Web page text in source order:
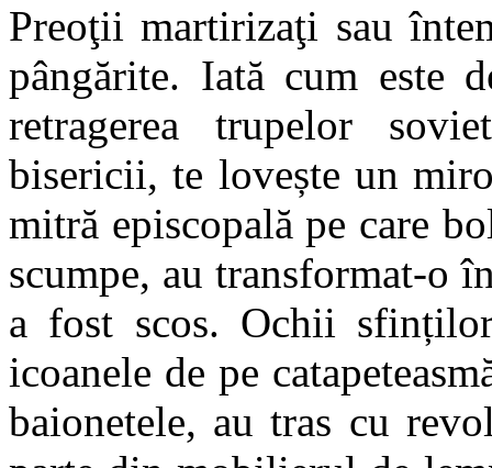
Preoţii martirizaţi sau
pângărite. Iată cum este
retragerea trupelor
bisericii, te lovește un
mitră episcopală pe care
scumpe, au transformat-o
a fost scos. Ochii
icoanele de pe
baionetele, au tras cu